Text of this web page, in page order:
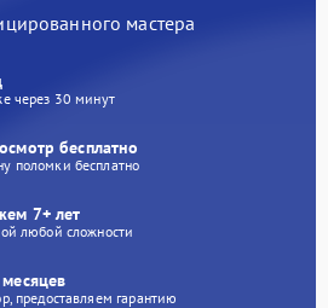
мастера
через 30 минут
бесплатно
поломки бесплатно
7+ лет
любой сложности
предоставляем гарантию